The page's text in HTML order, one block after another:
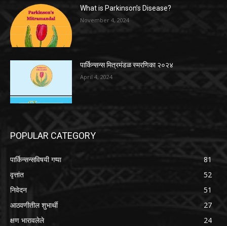
What is Parkinson’s Disease?
November 4, 2024
पार्किन्सन्स मित्रमंडळ स्मरणिका २०२४
April 4, 2024
POPULAR CATEGORY
पार्किन्सन्सविषयी गप्पा
81
वृत्तांत
52
निवेदन
51
आठवणीतील शुभार्थी
27
क्षण भारावलेले
24